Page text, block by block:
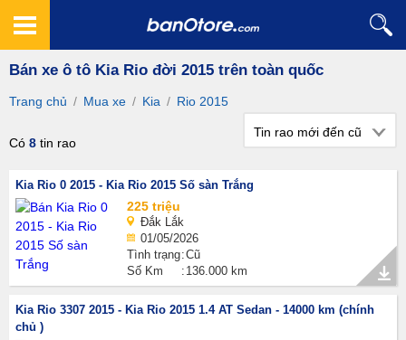
Bán xe ô tô Kia Rio đời 2015 trên toàn quốc
Trang chủ / Mua xe / Kia / Rio 2015
Có 8 tin rao
Tin rao mới đến cũ
Kia Rio 0 2015 - Kia Rio 2015 Số sàn Trắng
225 triệu
Đắk Lắk
01/05/2026
Tình trạng Cũ
Số Km
136.000 km
Kia Rio 3307 2015 - Kia Rio 2015 1.4 AT Sedan - 14000 km (chính
chủ )